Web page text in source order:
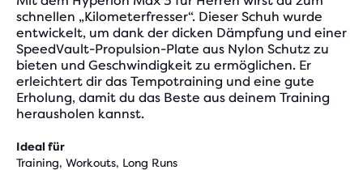
schnellen „Kilometerfresser“. Dieser Schuh wurde
entwickelt, um dank der dicken Dämpfung und einer
SpeedVault-Propulsion-Plate aus Nylon Schutz zu
bieten und Geschwindigkeit zu ermöglichen. Er
erleichtert dir das Tempotraining und eine gute
Erholung, damit du das Beste aus deinem Training
herausholen kannst.
Ideal für
Training, Workouts, Long Runs